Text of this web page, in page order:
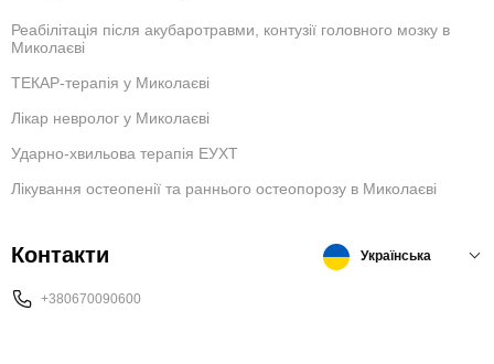
Реабілітація після акубаротравми, контузії головного мозку в
Миколаєві
ТЕКАР-терапія у Миколаєві
Лікар невролог у Миколаєві
Ударно-хвильова терапія ЕУХТ
Лікування остеопенії та раннього остеопорозу в Миколаєві
Контакти
+380670090600
Українська